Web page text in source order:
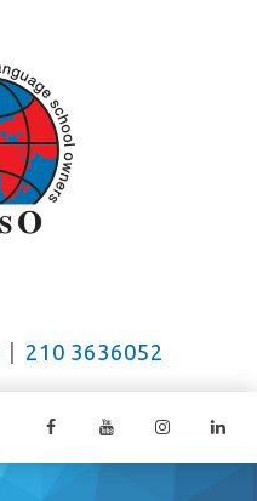
210 3636052